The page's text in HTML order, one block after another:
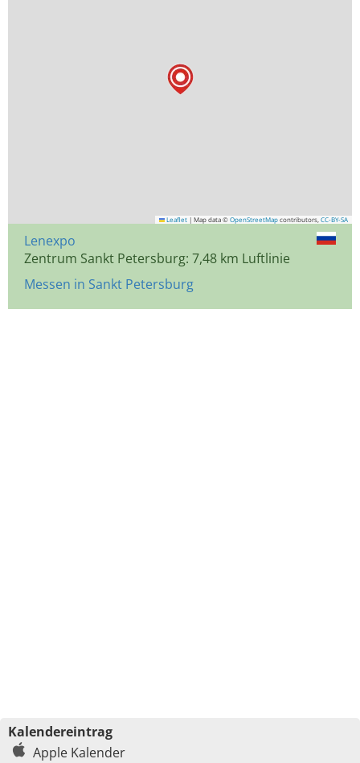
Leaflet | Map data © OpenStreetMap contributors, CC-BY-SA
Lenexpo
Zentrum Sankt Petersburg: 7,48 km Luftlinie
Messen in Sankt Petersburg
Kalendereintrag
Apple Kalender